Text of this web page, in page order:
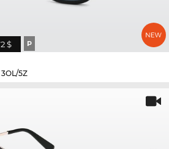
$ P
3OL/5Z